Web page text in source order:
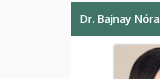
Dr. Bajnay Nóra